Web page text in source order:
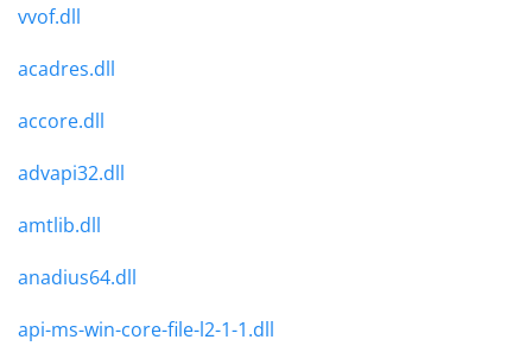
vvof.dll
acadres.dll
accore.dll
advapi32.dll
amtlib.dll
anadius64.dll
api-ms-win-core-file-l2-1-1.dll